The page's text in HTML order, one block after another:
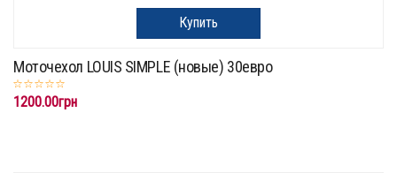
Купить
Моточехол LOUIS SIMPLE (новые) 30евро
1200.00грн